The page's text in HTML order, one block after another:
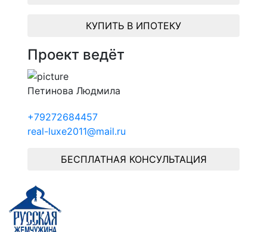
КУПИТЬ В ИПОТЕКУ
Проект ведёт
Петинова Людмила
+79272684457
real-luxe2011@mail.ru
БЕСПЛАТНАЯ КОНСУЛЬТАЦИЯ